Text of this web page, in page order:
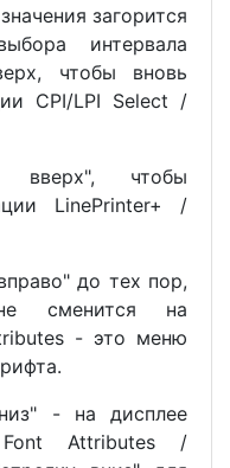
загорится
интервала
чтобы вновь
CPI/LPI Select /
вверх", чтобы
LinePrinter+ /
до тех пор,
сменится на
- это меню
- на дисплее
Font Attributes /